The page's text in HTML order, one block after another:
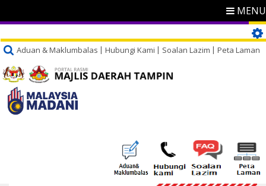
MENU
Aduan & Maklumbalas Hubungi Kami Soalan Lazim Peta Laman